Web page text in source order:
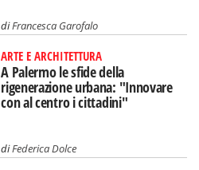
diFrancesca Garofalo
ARTE E ARCHITETTURA
A Palermo le sfide della
rigenerazione urbana: "Innovare
con al centro i cittadini"
diFederica Dolce